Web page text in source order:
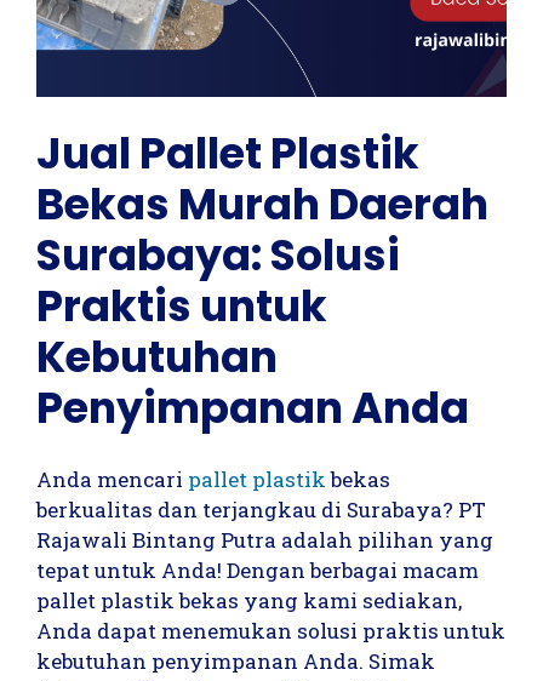
Jual Pallet Plastik
Bekas Murah Daerah
Surabaya: Solusi
Praktis untuk
Kebutuhan
Penyimpanan Anda
Anda mencari pallet plastikbekas
berkualitas dan terjangkau di Surabaya? PT
Rajawali Bintang Putra adalah pilihan yang
tepat untuk Anda! Dengan berbagai macam
pallet plastik bekas yang kami sediakan,
Anda dapat menemukan solusi praktis untuk
kebutuhan penyimpanan Anda. Simak